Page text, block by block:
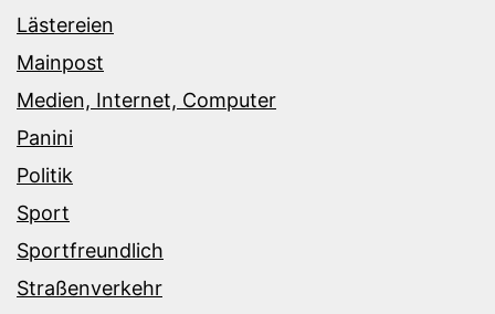
Lästereien
Mainpost
Medien, Internet, Computer
Panini
Politik
Sport
Sportfreundlich
Straßenverkehr